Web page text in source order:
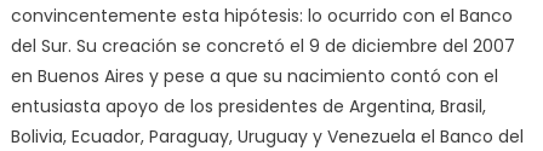
convincentemente esta hipótesis: lo ocurrido con el Banco
del Sur. Su creación se concretó el 9 de diciembre del 2007
en Buenos Aires y pese a que su nacimiento contó con el
entusiasta apoyo de los presidentes de Argentina, Brasil,
Bolivia, Ecuador, Paraguay, Uruguay y Venezuela el Banco del